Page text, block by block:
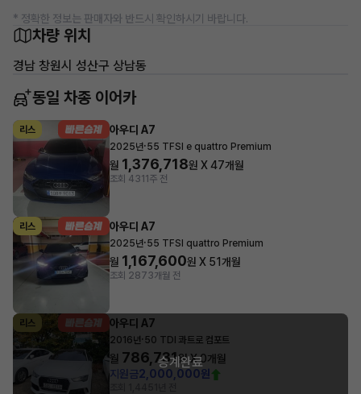
* 정확한 정보는 판매자와 반드시 확인하시기 바랍니다.
차량 위치
경남 창원시 성산구 상남동
동일 차종 이어카
리스 아우디 A7
2025년·55 TFSI e quattro Premium
월 1,376,718원 X47개월
조회 431 1주 전
리스 아우디 A7
2025년·55 TFSI quattro Premium
월 1,167,600원 X 51개월
조회 2873개월 전
리스 아우디 A7
2016년· 50 TDI 콰트로 컴포트
월 786,731원 X0개월
지원금2,000,000원
승계완료